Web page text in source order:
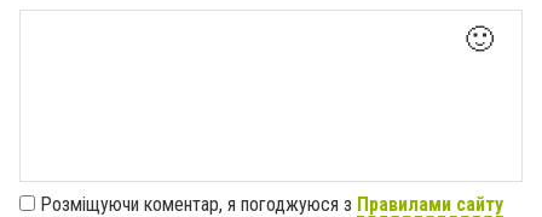
🙂
Розміщуючи коментар, я погоджуюся з Правилами сайту